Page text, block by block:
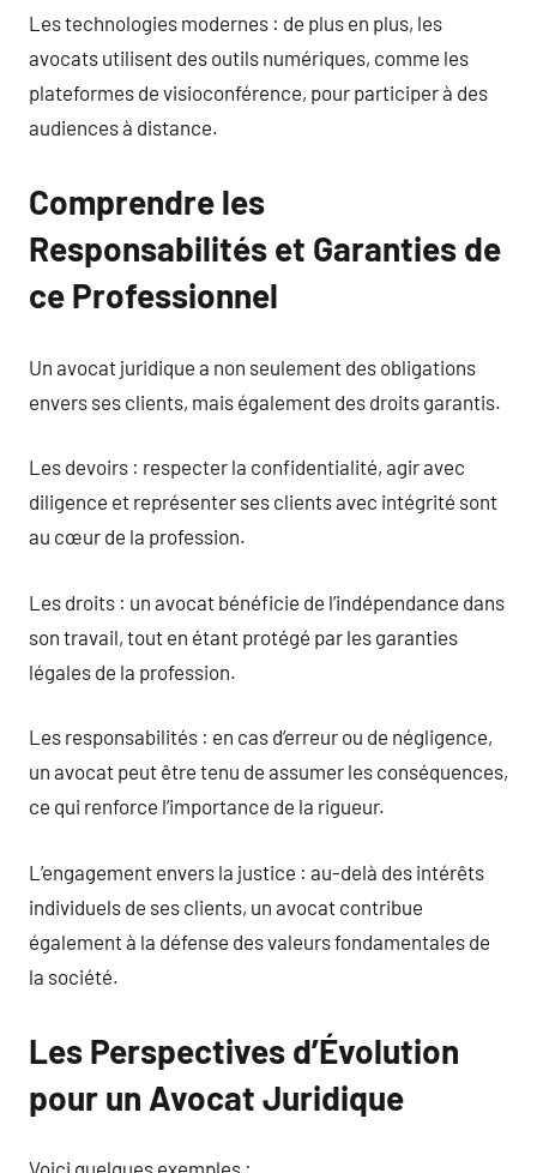
Les technologies modernes : de plus en plus, les
avocats utilisent des outils numériques, comme les
plateformes de visioconférence, pour participer à des
audiences à distance.
Comprendre les
Responsabilités et Garanties de
ce Professionnel
Un avocat juridique a non seulement des obligations
envers ses clients, mais également des droits garantis.
Les devoirs : respecter la confidentialité, agir avec
diligence et représenter ses clients avec intégrité sont
au cœur de la profession.
Les droits : un avocat bénéficie de l’indépendance dans
son travail, tout en étant protégé par les garanties
légales de la profession.
Les responsabilités : en cas d’erreur ou de négligence,
un avocat peut être tenu de assumer les conséquences,
ce qui renforce l’importance de la rigueur.
L’engagement envers la justice : au-delà des intérêts
individuels de ses clients, un avocat contribue
également à la défense des valeurs fondamentales de
la société.
Les Perspectives d’Évolution
pour un Avocat Juridique
Voici quelques exemples :